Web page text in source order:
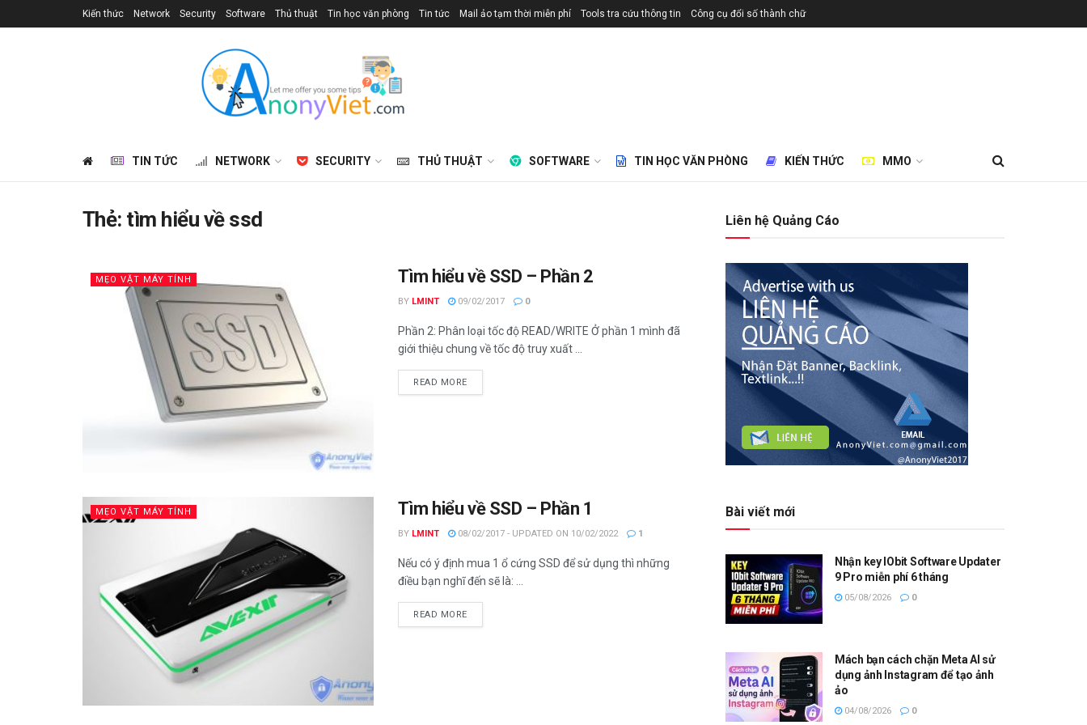
Kiến thức Network Security Software Thủ thuật Tin học văn phòng Tin tức Mail ảo tạm thời miễn phí Tools tra cứu thông tin Công cụ đổi số thành chữ
TIN TỨC NETWORK SECURITY THỦ THUẬT SOFTWARE TIN HỌC VĂN PHÒNG KIẾN THỨC MMO
Thẻ: tìm hiểu về ssd
MẸO VẶT MÁY TÍNH Tìm hiểu về SSD – Phần 2
BY LMINT 09/02/2017 0
Phần 2: Phân loại tốc độ READ/WRITE Ở phần 1 mình đã
giới thiệu chung về tốc độ truy xuất ...
READ MOREDETAILS
MẸO VẶT MÁY TÍNH Tìm hiểu về SSD – Phần 1
BY LMINT 08/02/2017 - UPDATED ON 10/02/2022 1
Nếu có ý định mua 1 ổ cứng SSD để sử dụng thì những
điều bạn nghĩ đến sẽ là: ...
READ MOREDETAILS
Liên hệ Quảng Cáo
Bài viết mới
Nhận key IObit Software Updater
9 Pro miễn phí 6 tháng
05/08/2026 0
Mách bạn cách chặn Meta AI sử
dụng ảnh Instagram để tạo ảnh
ảo
04/08/2026 0